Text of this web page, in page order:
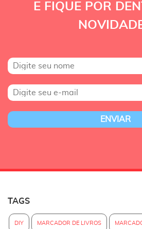
E FIQUE POR
TAGS
DIY MARCADOR DE LIVROS